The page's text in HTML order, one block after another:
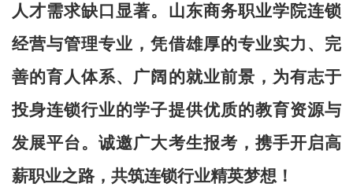
人才需求缺口显著。山东商务职业学院连锁
经营与管理专业，凭借雄厚的专业实力、完
善的育人体系、广阔的就业前景，为有志于
投身连锁行业的学子提供优质的教育资源与
发展平台。诚邀广大考生报考，携手开启高
薪职业之路，共筑连锁行业精英梦想！